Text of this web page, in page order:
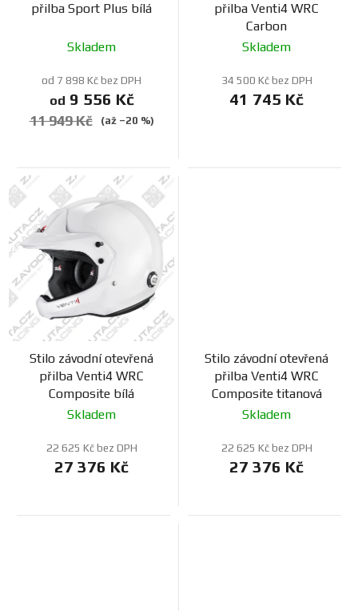
přilba Sport Plus bílá
Skladem
od 7 898 Kč bez DPH
od 9 556 Kč
11 949 Kč (až –20 %)
přilba Venti4 WRC
Carbon
Skladem
34 500 Kč bez DPH
41 745 Kč
Stilo závodní otevřená
přilba Venti4 WRC
Composite bílá
Skladem
22 625 Kč bez DPH
27 376 Kč
Stilo závodní otevřená
přilba Venti4 WRC
Composite titanová
Skladem
22 625 Kč bez DPH
27 376 Kč